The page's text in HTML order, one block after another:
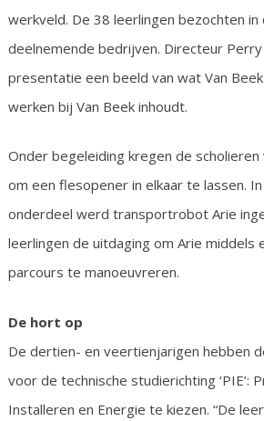
werkveld. De 38 leerlingen bezochten
deelnemende bedrijven. Directeur
presentatie een beeld van wat Van
werken bij Van Beek inhoudt.
Onder begeleiding kregen de
om een flesopener in elkaar te lassen.
onderdeel werd transportrobot Arie
leerlingen de uitdaging om Arie middels
parcours te manoeuvreren.
De hort op
De dertien- en veertienjarigen hebben
voor de technische studierichting ‘PIE’:
Installeren en Energie te kiezen. “De